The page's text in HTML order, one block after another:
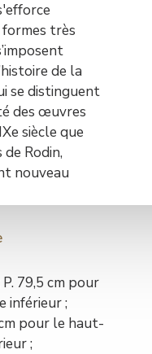
très
de la
se distinguent
des œuvres
siècle que
Rodin,
nouveau
79,5 cm pour
inférieur ;
pour le haut-
;